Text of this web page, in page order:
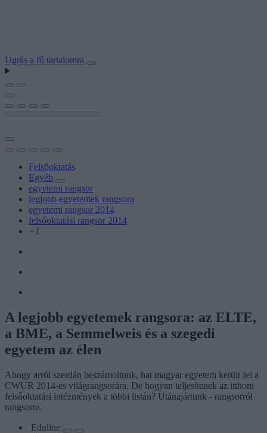
Ugrás a fő tartalomra
Felsőoktatás
Egyéb
egyetemi rangsor
legjobb egyetemek rangsora
egyetemi rangsor 2014
felsőoktatási rangsor 2014
+1
A legjobb egyetemek rangsora: az ELTE,
a BME, a Semmelweis és a szegedi
egyetem az élen
Ahogy arról szerdán beszámoltunk, hat magyar egyetem került fel a
CWUR 2014-es világrangsorára. De hogyan teljesítenek az itthoni
felsőoktatási intézmények a többi listán? Utánajártunk - rangsorról
rangsorra.
Eduline